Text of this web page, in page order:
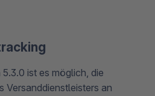
ist es möglich, die
Versanddienstleisters an